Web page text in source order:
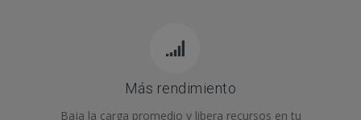
Más rendimiento
Baja la carga promedio y libera recursos en tu